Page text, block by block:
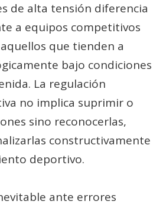
de alta tensión diferencia
a equipos competitivos
que tienden a
bajo condiciones
La regulación
no implica suprimir o
sino reconocerlas,
constructivamente
deportivo.
ante errores